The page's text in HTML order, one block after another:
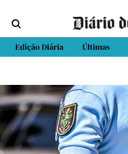
Edição Diária Últimas